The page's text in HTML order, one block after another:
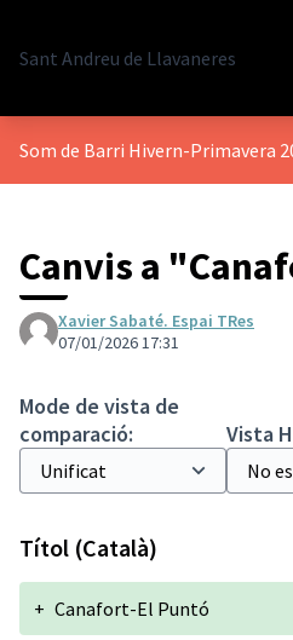
Sant Andreu de Llavaneres
Som de Barri Hivern-Primavera
Canvis a
Xavier Sabaté. Espai TRes
07/01/2026 17:31
Mode de vista de
comparació:
Vista
Títol (Català)
+ Canafort-El Puntó